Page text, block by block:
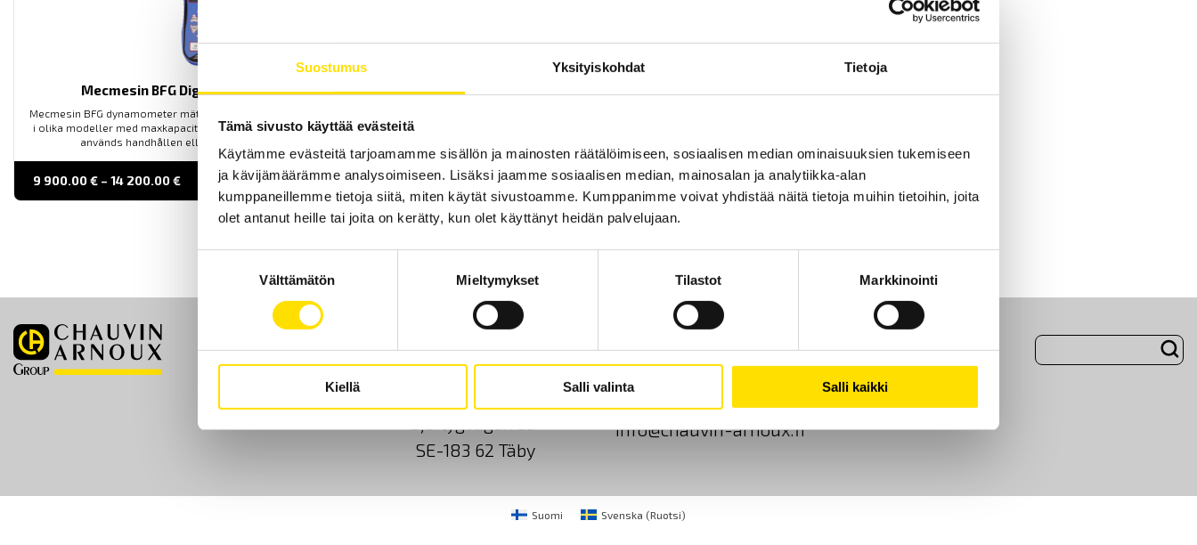
Suostumus Yksityiskohdat Tietoja
Tämä sivusto käyttää evästeitä
Käytämme evästeitä tarjoamamme sisällön ja mainosten räätälöimiseen, sosiaalisen median ominaisuuksien tukemiseen
ja kävijämäärämme analysoimiseen. Lisäksi jaamme sosiaalisen median, mainosalan ja analytiikka-alan
kumppaneillemme tietoja siitä, miten käytät sivustoamme. Kumppanimme voivat yhdistää näitä tietoja muihin tietoihin, joita
olet antanut heille tai joita on kerätty, kun olet käyttänyt heidän palvelujaan.
Välttämätön Mieltymykset Tilastot Markkinointi
Kiellä Salli valinta Salli kaikki
Mecmesin BFG Digital dynamometer
Mecmesin BFG dynamometer mäter drag och tryckkrafter, den finns
i olika modeller med maxkapaciteter mellan 10 N och 2500 N. Den
används handhållen eller monterad i provställ.
9 900.00€ – 14 200.00€Price
range:
9 900.00 €
through
LUE LISÄÄ
Etusivu Ota yhteyttä Tietoa meistä GDPR Evästeet
SE-183 62 Täby
+46 8 50 52 68 00
info@chauvin-arnoux.fi
Suomi Svenska (Ruotsi)